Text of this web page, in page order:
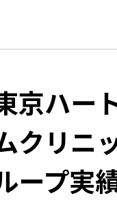
京ハー
クリニ
ープ実